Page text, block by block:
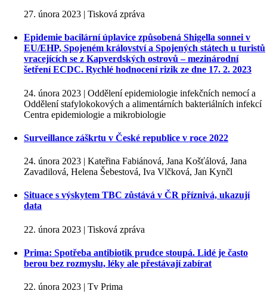
27. února 2023 | Tisková zpráva
Epidemie bacilární úplavice způsobená Shigella sonnei v
EU/EHP, Spojeném království a Spojených státech u turistů
vracejících se z Kapverdských ostrovů – mezinárodní
šetření ECDC. Rychlé hodnocení rizik ze dne 17. 2. 2023
24. února 2023 | Oddělení epidemiologie infekčních nemocí a
Oddělení stafylokokových a alimentárních bakteriálních infekcí
Centra epidemiologie a mikrobiologie
Surveillance záškrtu v České republice v roce 2022
24. února 2023 | Kateřina Fabiánová, Jana Košťálová, Jana
Zavadilová, Helena Šebestová, Iva Vlčková, Jan Kynčl
Situace s výskytem TBC zůstává v ČR příznivá, ukazují
data
22. února 2023 | Tisková zpráva
Prima: Spotřeba antibiotik prudce stoupá. Lidé je často
berou bez rozmyslu, léky ale přestávají zabírat
22. února 2023 | Tv Prima